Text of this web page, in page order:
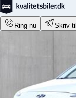
Ring nu Skriv